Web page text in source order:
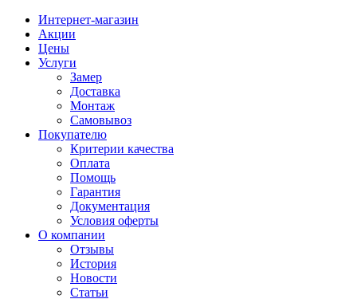
Интернет-магазин
Акции
Цены
Услуги
Замер
Доставка
Монтаж
Самовывоз
Покупателю
Критерии качества
Оплата
Помощь
Гарантия
Документация
Условия оферты
О компании
Отзывы
История
Новости
Статьи